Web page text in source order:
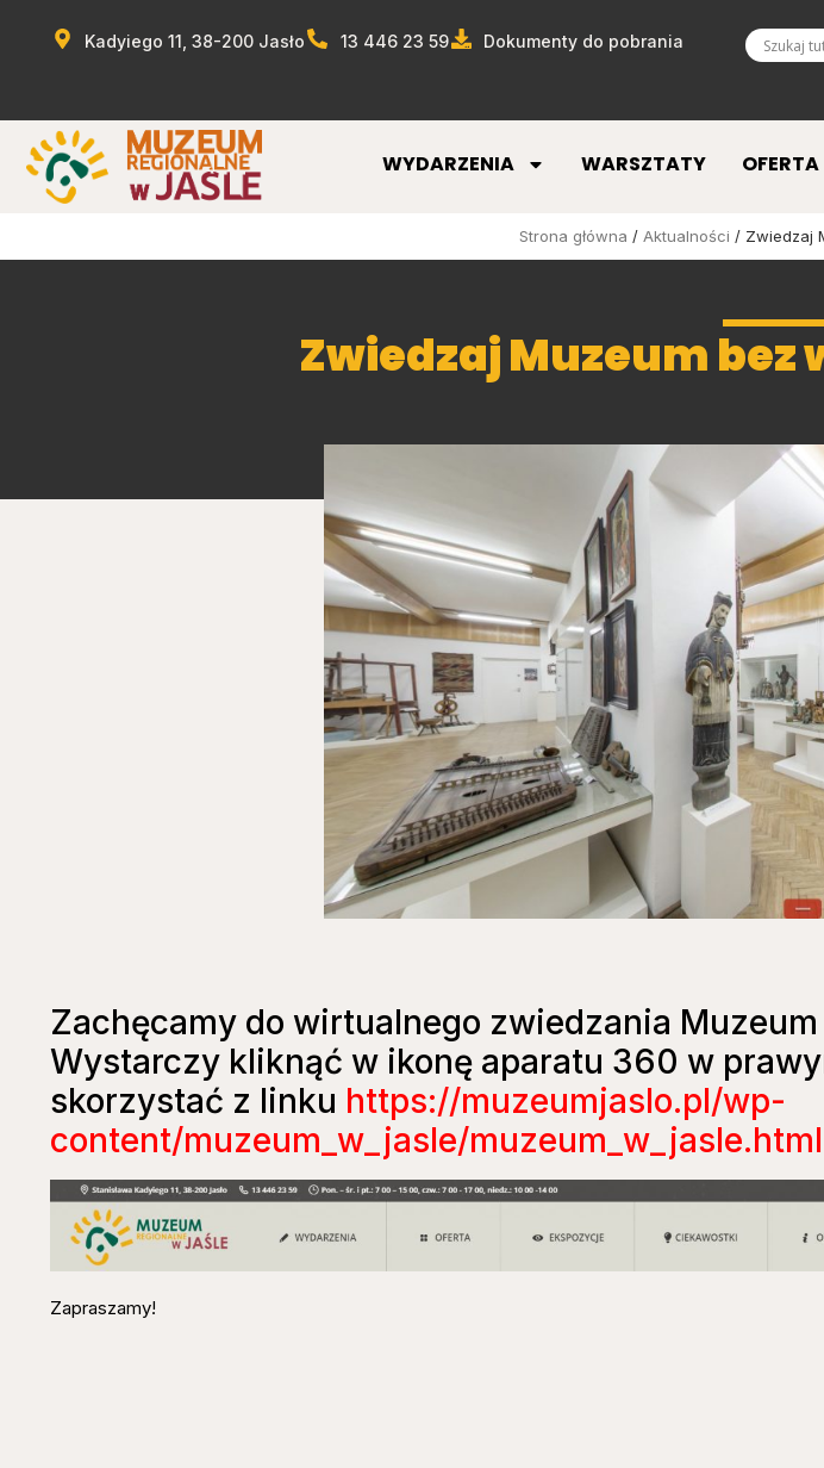
Kadyiego 11, 38-200 Jasło 13 446 23 59 Dokumenty do pobrania
WYDARZENIA WARSZTATY OFERTA
Strona główna / Aktualności / Zwiedzaj
Zwiedzaj Muzeum
Zachęcamy do wirtualnego zwiedzania
Wystarczy kliknąć w ikonę aparatu 360 w
skorzystać z linku https://muzeumjaslo.pl/wp-
content/muzeum_w_jasle/muzeum_w_jasle.html
Zapraszamy!